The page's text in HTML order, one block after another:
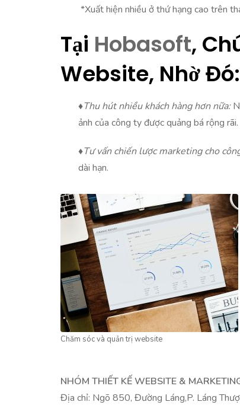
*Xuất hiện nhiều ở thứ hạng cao trên
Tại Hobasoft,
Website, Nhờ Đó:
♦Thu hút nhiều khách hàng hơn nữa:
ảnh của công ty được quảng bá rộng rãi.
♦Tư vấn chiến lược marketing cho
dài hạn.
Chăm sóc và quản trị website
NHÓM THIẾT KẾ WEBSITE &
Địa chỉ: Ngõ 850, Đường Láng,P. Láng